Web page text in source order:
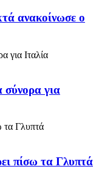
ανακοίνωσε ο
σύνορα για
πίσω τα Γλυπτά